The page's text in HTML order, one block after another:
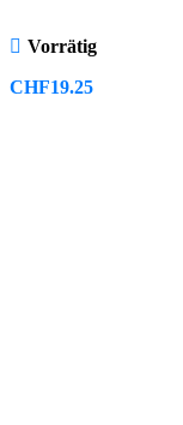
Vorrätig
CHF19.25